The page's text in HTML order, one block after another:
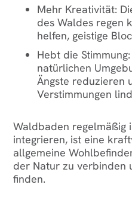
Mehr Kreativität:
des Waldes regen
helfen, geistige
Hebt die Stimmung
natürlichen
Ängste reduzieren
Verstimmungen
Waldbaden regelmäßig
integrieren, ist eine
allgemeine
der Natur zu verbinden
finden.